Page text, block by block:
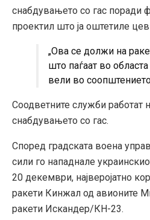
снабдувањето со гас поради
проектил што ја оштетиле
„Ова се должи на
што паѓаат во
вели во
Соодветните служби работат
снабдувањето со гас.
Според градската воена
сили го нападнале
20 декември, најверојатно
ракети Кинжал од авионите
ракети Искандер/КН-23.